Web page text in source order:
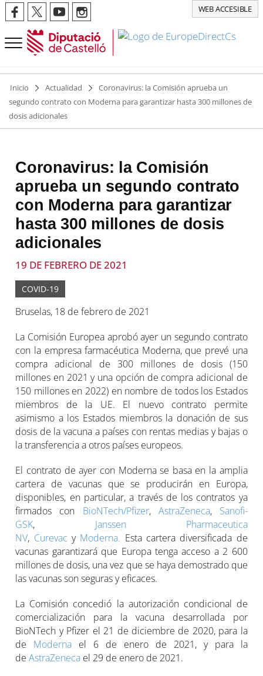
WEB ACCESIBLE
Inicio Actualidad
Coronavirus: la Comisión aprueba un
segundo contrato con Moderna para garantizar hasta 300 millones de
dosis adicionales
Coronavirus: la Comisión
aprueba un segundo contrato
con Moderna para garantizar
hasta 300 millones de dosis
adicionales
19 DE FEBRERO DE 2021
COVID-19
Bruselas, 18 de febrero de 2021
La Comisión Europea aprobó ayer un segundo contrato
con la empresa farmacéutica Moderna, que prevé una
compra adicional de 300 millones de dosis (150
millones en 2021 y una opción de compra adicional de
150 millones en 2022) en nombre de todos los Estados
miembros de la UE. El nuevo contrato permite
asimismo a los Estados miembros la donación de sus
dosis de la vacuna a países con rentas medias y bajas o
la transferencia a otros países europeos.
El contrato de ayer con Moderna se basa en la amplia
cartera de vacunas que se producirán en Europa,
disponibles, en particular, a través de los contratos ya
firmados con BioNTech/Pfizer, AstraZeneca, Sanofi-
GSK, Janssen Pharmaceutica
NV, Curevac y Moderna. Esta cartera diversificada de
vacunas garantizará que Europa tenga acceso a 2 600
millones de dosis, una vez que se haya demostrado que
las vacunas son seguras y eficaces.
La Comisión concedió la autorización condicional de
comercialización para la vacuna desarrollada por
BioNTech y Pfizer el 21 de diciembre de 2020, para la
de Moderna el 6 de enero de 2021, y para la
deAstraZeneca el 29 de enero de 2021.